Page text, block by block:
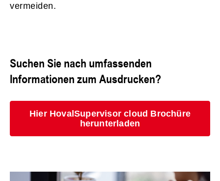
vermeiden.
Suchen Sie nach umfassenden
Informationen zum Ausdrucken?
Hier HovalSupervisor cloud Brochüre
herunterladen